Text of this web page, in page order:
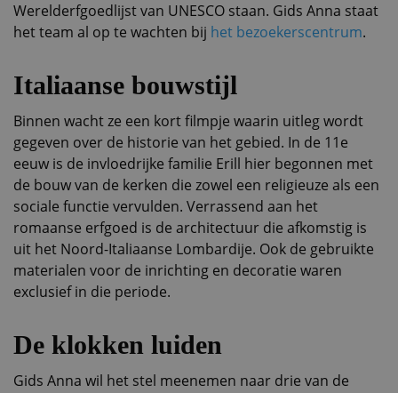
Werelderfgoedlijst van UNESCO staan. Gids Anna staat
het team al op te wachten bij het bezoekerscentrum.
Italiaanse bouwstijl
Binnen wacht ze een kort filmpje waarin uitleg wordt
gegeven over de historie van het gebied. In de 11e
eeuw is de invloedrijke familie Erill hier begonnen met
de bouw van de kerken die zowel een religieuze als een
sociale functie vervulden. Verrassend aan het
romaanse erfgoed is de architectuur die afkomstig is
uit het Noord-Italiaanse Lombardije. Ook de gebruikte
materialen voor de inrichting en decoratie waren
exclusief in die periode.
De klokken luiden
Gids Anna wil het stel meenemen naar drie van de